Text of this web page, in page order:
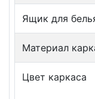
Ящик для
Материал
Цвет каркаса